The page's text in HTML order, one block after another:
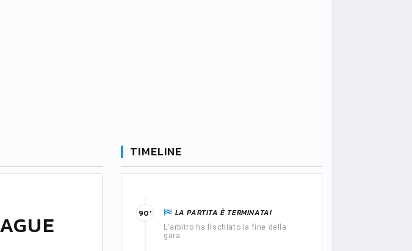
TIMELINE
LA PARTITA È TERMINATA!
L'arbitro ha fischiato la fine della
gara.
90'